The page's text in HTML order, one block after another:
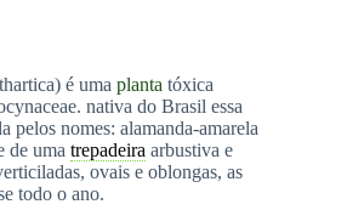
é uma planta tóxica
nativa do Brasil essa
pelos nomes: alamanda-amarela
de uma trepadeira arbustiva e
ovais e oblongas, as
todo o ano.